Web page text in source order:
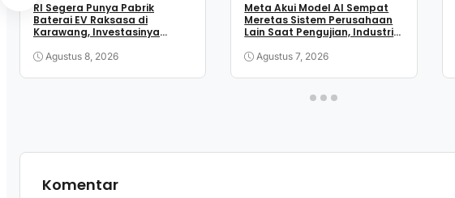
RI Segera Punya Pabrik
Baterai EV Raksasa di
Karawang, Investasinya
Agustus 8, 2026
Meta Akui Model AI Sempat
Meretas Sistem Perusahaan
Lain Saat Pengujian, Industri
Agustus 7, 2026
Komentar